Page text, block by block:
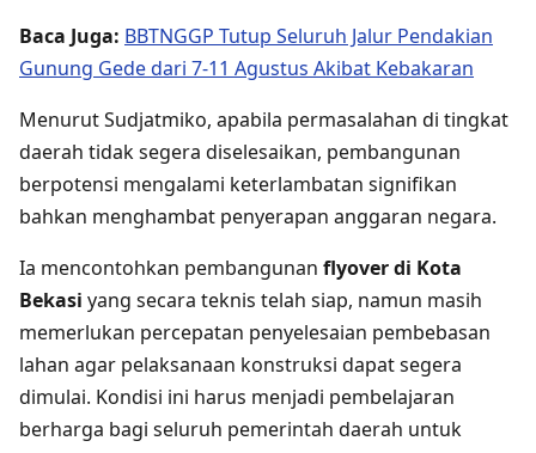
Baca Juga: BBTNGGP Tutup Seluruh Jalur Pendakian
Gunung Gede dari 7-11 Agustus Akibat Kebakaran
Menurut Sudjatmiko, apabila permasalahan di tingkat
daerah tidak segera diselesaikan, pembangunan
berpotensi mengalami keterlambatan signifikan
bahkan menghambat penyerapan anggaran negara.
Ia mencontohkan pembangunan flyover di Kota
Bekasi yang secara teknis telah siap, namun masih
memerlukan percepatan penyelesaian pembebasan
lahan agar pelaksanaan konstruksi dapat segera
dimulai. Kondisi ini harus menjadi pembelajaran
berharga bagi seluruh pemerintah daerah untuk